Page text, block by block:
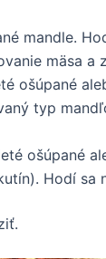
mandle.
mäsa a
ošúpané
typ
ošúpané
Hodí sa